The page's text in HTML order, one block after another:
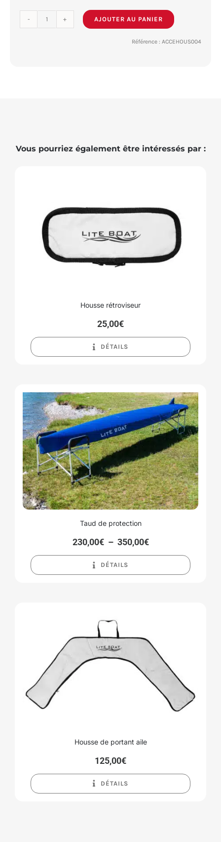
AJOUTER AU PANIER
Référence : ACCEHOUS004
Vous pourriez également être intéressés par :
Housse rétroviseur
25,00€
DÉTAILS
Taud de protection
230,00€ – 350,00€Plage
230,00€
DÉTAILS
Housse de portant aile
125,00€
DÉTAILS